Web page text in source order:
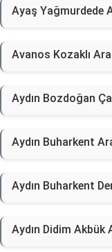
Ayaş Yağmurdede
Avanos Kozaklı
Aydın Bozdoğan
Aydın Buharkent
Aydın Buharkent
Aydın Didim Akbük